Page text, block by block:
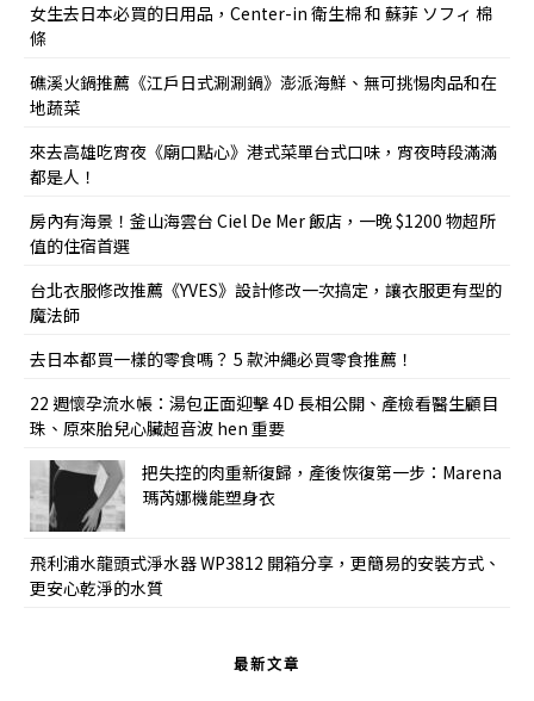
女生去日本必買的日用品，Center-in 衛生棉 和 蘇菲 ソフィ 棉
條
礁溪火鍋推薦《江戶日式涮涮鍋》澎派海鮮、無可挑惕肉品和在
地蔬菜
來去高雄吃宵夜《廟口點心》港式菜單台式口味，宵夜時段滿滿
都是人！
房內有海景！釜山海雲台 Ciel De Mer 飯店，一晚 $1200 物超所
值的住宿首選
台北衣服修改推薦《YVES》設計修改一次搞定，讓衣服更有型的
魔法師
去日本都買一樣的零食嗎？ 5 款沖繩必買零食推薦！
22 週懷孕流水帳：湯包正面迎擊 4D 長相公開、產檢看醫生顧目
珠、原來胎兒心臟超音波 hen 重要
把失控的肉重新復歸，產後恢復第一步：Marena
瑪芮娜機能塑身衣
飛利浦水龍頭式淨水器 WP3812 開箱分享，更簡易的安裝方式、
更安心乾淨的水質
最新文章